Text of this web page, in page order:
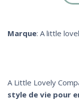
Marque: A little
A Little Lovely
style de vie pour